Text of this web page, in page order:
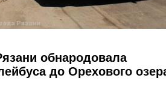
обнародовала
до Орехового